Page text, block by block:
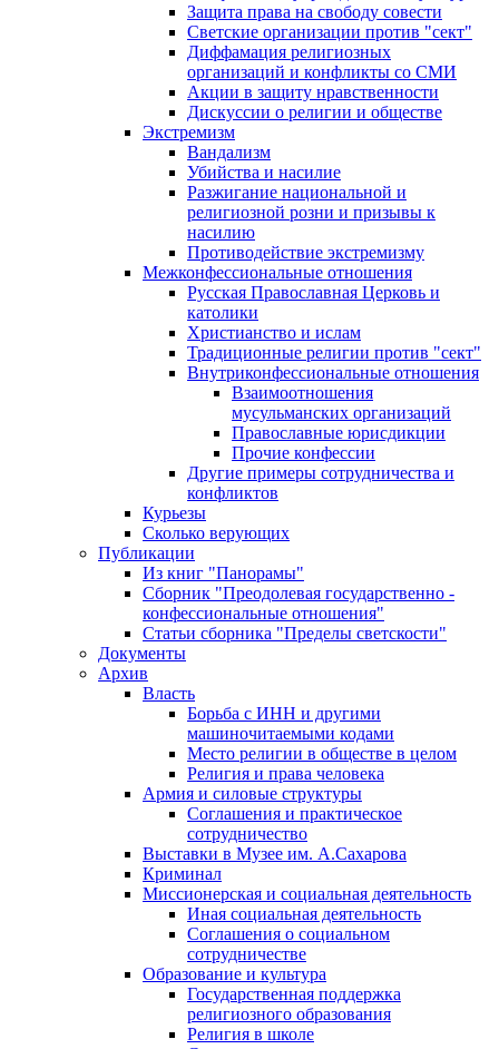
Защита права на свободу совести
Светские организации против "сект"
Диффамация религиозных
организаций и конфликты со СМИ
Акции в защиту нравственности
Дискуссии о религии и обществе
Экстремизм
Вандализм
Убийства и насилие
Разжигание национальной и
религиозной розни и призывы к
насилию
Противодействие экстремизму
Межконфессиональные отношения
Русская Православная Церковь и
католики
Христианство и ислам
Традиционные религии против "сект"
Внутриконфессиональные отношения
Взаимоотношения
мусульманских организаций
Православные юрисдикции
Прочие конфессии
Другие примеры сотрудничества и
конфликтов
Курьезы
Сколько верующих
Публикации
Из книг "Панорамы"
Сборник "Преодолевая государственно -
конфессиональные отношения"
Статьи сборника "Пределы светскости"
Документы
Архив
Власть
Борьба с ИНН и другими
машиночитаемыми кодами
Место религии в обществе в целом
Религия и права человека
Армия и силовые структуры
Соглашения и практическое
сотрудничество
Выставки в Музее им. А.Сахарова
Криминал
Миссионерская и социальная деятельность
Иная социальная деятельность
Соглашения о социальном
сотрудничестве
Образование и культура
Государственная поддержка
религиозного образования
Религия в школе